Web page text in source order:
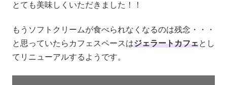
とても美味しくいただきました！！
もうソフトクリームが食べられなくなるのは残念・・・
と思っていたらカフェスペースはジェラートカフェとし
てリニューアルするようです。